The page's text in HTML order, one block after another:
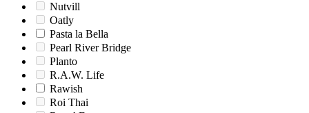
Nutvill
Oatly
Pasta la Bella
Pearl River Bridge
Planto
R.A.W. Life
Rawish
Roi Thai